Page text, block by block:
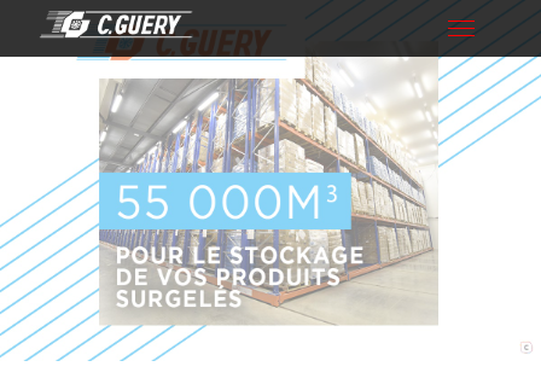
Toggle
navigation